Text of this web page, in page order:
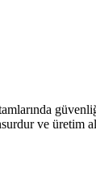
ve üretim